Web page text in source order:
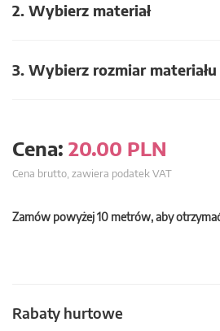
2. Wybierz materiał
3. Wybierz rozmiar materiału
Cena: 20.00 PLN
Cena brutto, zawiera podatek VAT
Zamów powyżej 10 metrów, aby
Rabaty hurtowe